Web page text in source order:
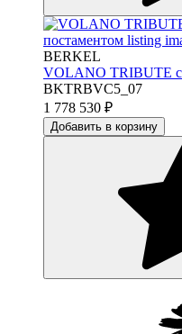
BERKEL
VOLANO TRIBUTE
BKTRBVC5_07
1 778 530 ₽
Добавить в корзину